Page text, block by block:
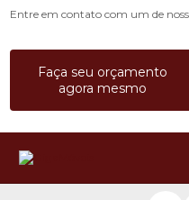
Entre em contato com um de
Faça seu orçamento
agora mesmo